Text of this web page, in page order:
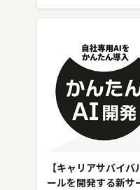
【キャリアサバイ
ールを開発する新サ